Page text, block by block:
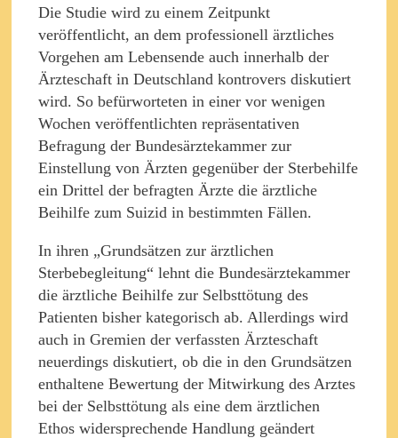
Die Studie wird zu einem Zeitpunkt
veröffentlicht, an dem professionell ärztliches
Vorgehen am Lebensende auch innerhalb der
Ärzteschaft in Deutschland kontrovers diskutiert
wird. So befürworteten in einer vor wenigen
Wochen veröffentlichten repräsentativen
Befragung der Bundesärztekammer zur
Einstellung von Ärzten gegenüber der Sterbehilfe
ein Drittel der befragten Ärzte die ärztliche
Beihilfe zum Suizid in bestimmten Fällen.
In ihren „Grundsätzen zur ärztlichen
Sterbebegleitung“ lehnt die Bundesärztekammer
die ärztliche Beihilfe zur Selbsttötung des
Patienten bisher kategorisch ab. Allerdings wird
auch in Gremien der verfassten Ärzteschaft
neuerdings diskutiert, ob die in den Grundsätzen
enthaltene Bewertung der Mitwirkung des Arztes
bei der Selbsttötung als eine dem ärztlichen
Ethos widersprechende Handlung geändert